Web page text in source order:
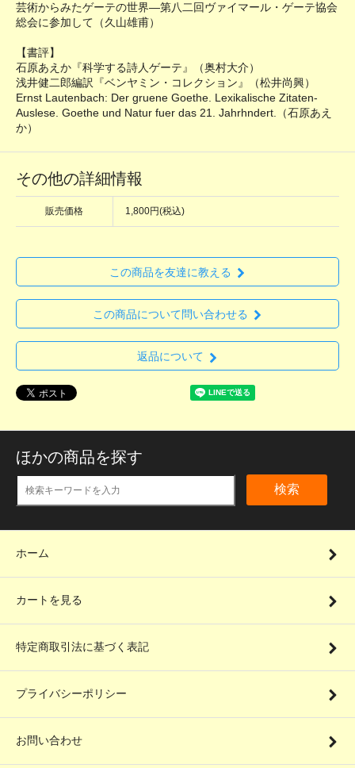
芸術からみたゲーテの世界―第八二回ヴァイマール・ゲーテ協会
総会に参加して（久山雄甫）
【書評】
石原あえか『科学する詩人ゲーテ』（奥村大介）
浅井健二郎編訳『ベンヤミン・コレクション』（松井尚興）
Ernst Lautenbach: Der gruene Goethe. Lexikalische Zitaten-
Auslese. Goethe und Natur fuer das 21. Jahrhndert.（石原あえ
か）
その他の詳細情報
販売価格 1,800円(税込)
この商品を友達に教える
この商品について問い合わせる
返品について
ほかの商品を探す
検索
ホーム
カートを見る
特定商取引法に基づく表記
プライバシーポリシー
お問い合わせ